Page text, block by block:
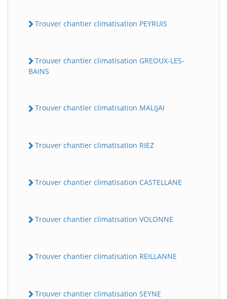
Trouver chantier climatisation PEYRUIS
Trouver chantier climatisation GREOUX-LES-
BAINS
Trouver chantier climatisation MALIJAI
Trouver chantier climatisation RIEZ
Trouver chantier climatisation CASTELLANE
Trouver chantier climatisation VOLONNE
Trouver chantier climatisation REILLANNE
Trouver chantier climatisation SEYNE